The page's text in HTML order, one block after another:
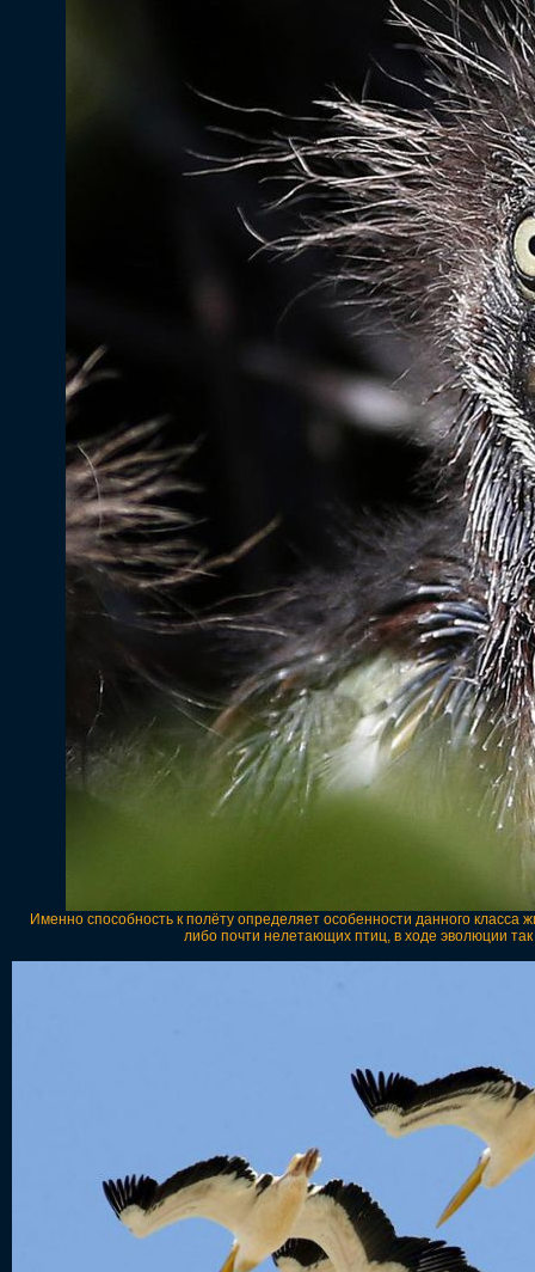
Именно способность к полёту определяет особенности данного
либо почти нелетающих птиц, в ходе эволюции